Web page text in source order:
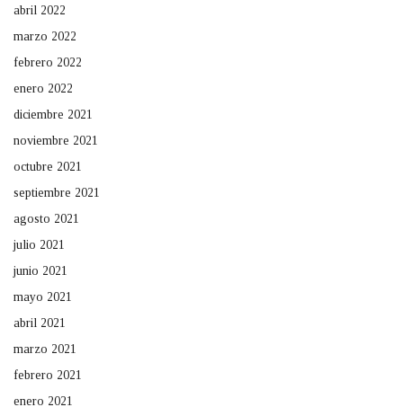
abril 2022
marzo 2022
febrero 2022
enero 2022
diciembre 2021
noviembre 2021
octubre 2021
septiembre 2021
agosto 2021
julio 2021
junio 2021
mayo 2021
abril 2021
marzo 2021
febrero 2021
enero 2021